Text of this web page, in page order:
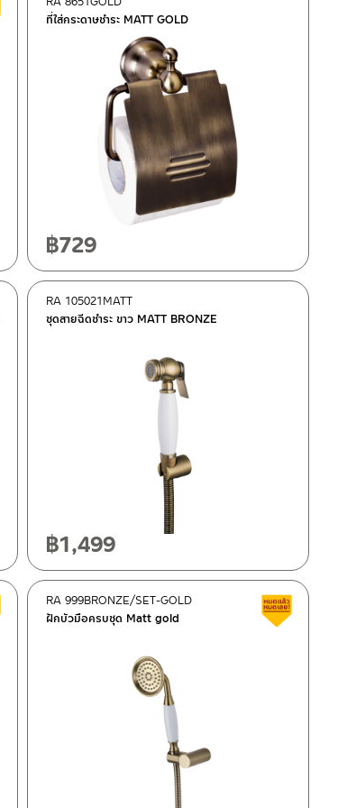
ที่ใส่กระดาษชำระ MATT GOLD
฿729
ชุดสายฉีดชำระ ขาว MATT BRONZE
RA 105021MATT
฿1,499
สินค้าลดราคา เคลียร์สต็อก
ฝักบัวมือครบชุด Matt gold
RA 999BRONZE/SET-GOLD